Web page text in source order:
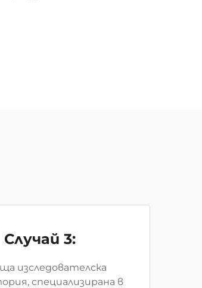
Случай 3:
изследователска
специализирана в